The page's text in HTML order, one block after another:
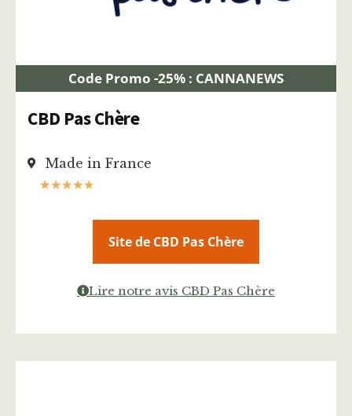
Code Promo -25% : CANNANEWS
CBD Pas Chère
Made in France
★★★★★
Site de CBD Pas Chère
Lire notre avis CBD Pas Chère